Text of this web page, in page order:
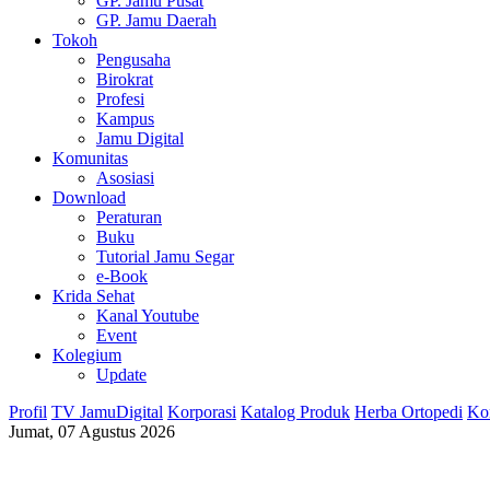
GP. Jamu Daerah
Tokoh
Pengusaha
Birokrat
Profesi
Kampus
Jamu Digital
Komunitas
Asosiasi
Download
Peraturan
Buku
Tutorial Jamu Segar
e-Book
Krida Sehat
Kanal Youtube
Event
Kolegium
Update
Profil TV JamuDigital Korporasi Katalog Produk Herba Ortopedi
Jumat, 07 Agustus 2026